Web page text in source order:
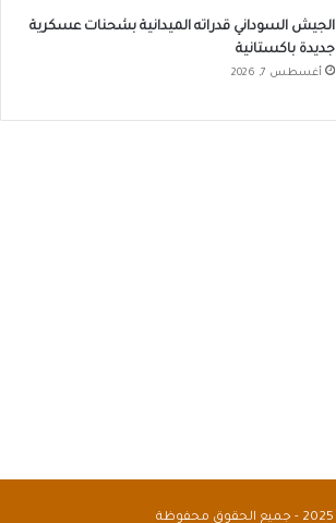
الجيش السوداني قدراته الميدانية بشحنات عسكرية
جديدة باكستانية
أغسطس 7, 2026
2025 - جميع الحقوق محفوظة